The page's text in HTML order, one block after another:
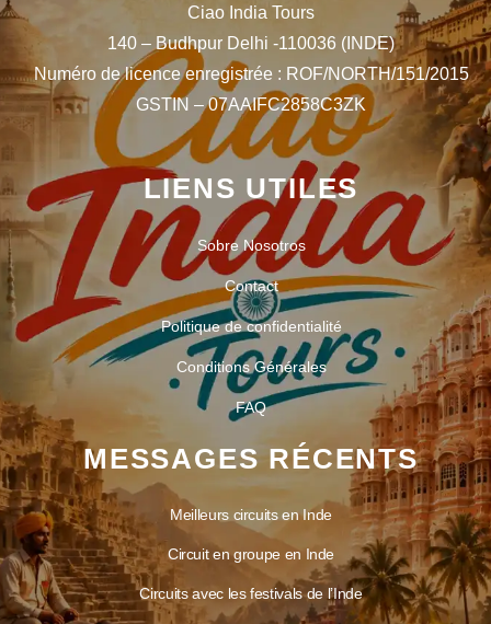
Ciao India Tours
140 – Budhpur Delhi -110036 (INDE)
Numéro de licence enregistrée : ROF/NORTH/151/2015
GSTIN – 07AAIFC2858C3ZK
LIENS UTILES
Sobre Nosotros
Contact
Politique de confidentialité
Conditions Générales
FAQ
MESSAGES RÉCENTS
Meilleurs circuits en Inde
Circuit en groupe en Inde
Circuits avec les festivals de l’Inde